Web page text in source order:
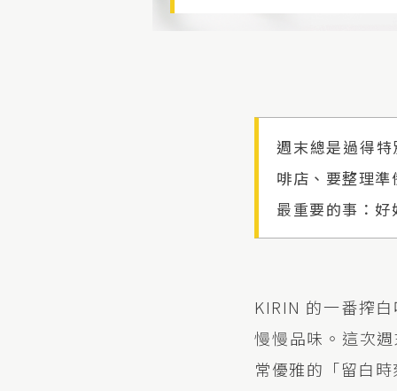
週末總是過得
啡店、要整理
最重要的事：好
KIRIN 的一番搾
慢慢品味。這次
常優雅的「留白